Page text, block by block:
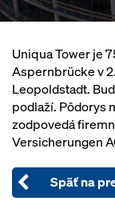
Uniqua Tower je
Aspernbrücke v
Leopoldstadt.
podlaží. Pôdorys
zodpovedá
Versicherungen
Späť na